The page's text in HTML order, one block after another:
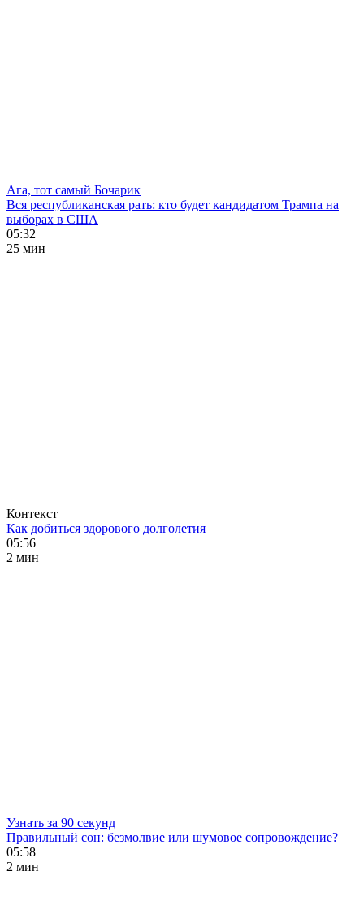
Ага, тот самый Бочарик
Вся республиканская рать: кто будет кандидатом Трампа на
выборах в США
05:32
25 мин
Контекст
Как добиться здорового долголетия
05:56
2 мин
Узнать за 90 секунд
Правильный сон: безмолвие или шумовое сопровождение?
05:58
2 мин